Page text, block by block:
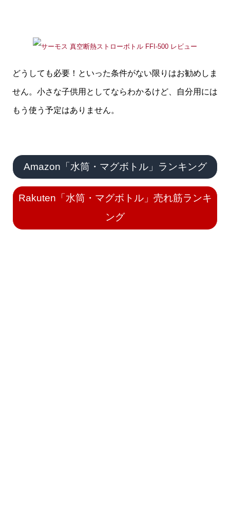
どうしても必要！といった条件がない限りはお勧めしま
せん。小さな子供用としてならわかるけど、自分用には
もう使う予定はありません。
Amazon「水筒・マグボトル」ランキング
Rakuten「水筒・マグボトル」売れ筋ランキ
ング